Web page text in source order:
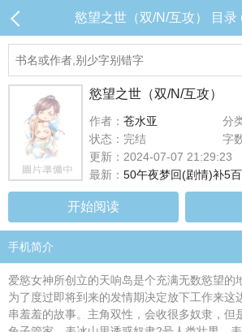
慾望之世（双/N/互攻） 目录
慾望之世（双/N/互攻）
作者： 苍水亚
分
状态：完结
字
更新：2024-07-07 21:29:23
最新： 50午夜梦回(剧情)补5
开始阅读
手机简介
爱慾女神所创立的天响岛是个充满无数慾望的
为了度过即将到来的发情期决定放下工作来这
串羞羞的故事。主角双性，会收很多奴隶，但